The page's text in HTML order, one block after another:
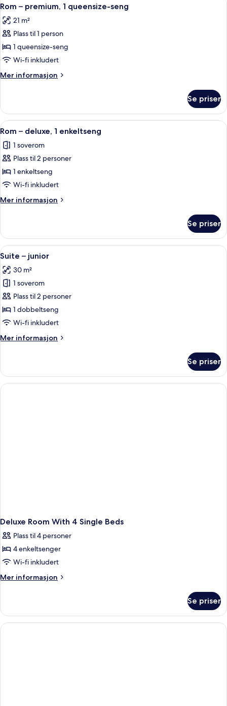
flere
alle
bildene
av
Rom
–
premium,
1
seng
12
Rom – premium, 1 queensize-seng
21 m²
Plass til 1 person
1 queensize-seng
Wi-fi inkludert
Mer informasjon
Mer
–
premium,
1
seng
Se priser
Åpne
alle
bildene
av
Rom
–
deluxe,
1
Skrivebord, skrivebord for bærbar
8
Rom – deluxe, 1 enkeltseng
1 soverom
Plass til 2 personer
1 enkeltseng
Wi-fi inkludert
Mer informasjon
Mer
–
deluxe,
1
enkeltseng
Se priser
Åpne
alle
bildene
av
Suite
–
junior
Suite – junior | Skrivebord,
9
Suite – junior
30 m²
1 soverom
Plass til 2 personer
1 dobbeltseng
Wi-fi inkludert
Mer informasjon
Mer
–
junior
Se priser
Deluxe Room With 4 Single Beds
Plass til 4 personer
4 enkeltsenger
Wi-fi inkludert
Mer informasjon
Mer
Room
With
4
Se priser